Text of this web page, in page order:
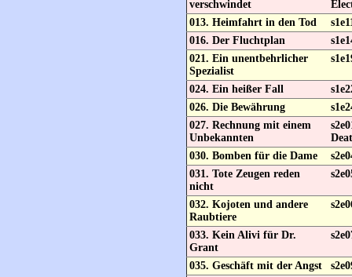
verschwindet
013. Heimfahrt in den Tod
016. Der Fluchtplan
021. Ein unentbehrlicher
Spezialist
024. Ein heißer Fall
026. Die Bewährung
027. Rechnung mit einem
Unbekannten
030. Bomben für die Dame
031. Tote Zeugen reden
nicht
032. Kojoten und andere
Raubtiere
033. Kein Alivi für Dr.
Grant
035. Geschäft mit der Angst